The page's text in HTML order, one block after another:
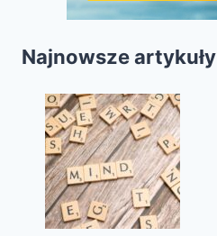
Najnowsze artykuły